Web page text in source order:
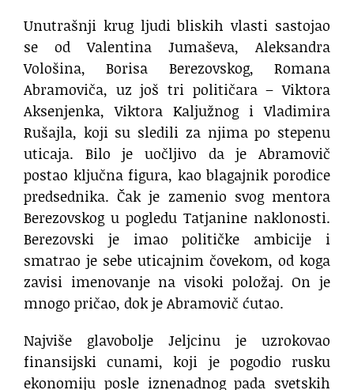
Unutrašnji krug ljudi bliskih vlasti sastojao
se od Valentina Jumaševa, Aleksandra
Vološina, Borisa Berezovskog, Romana
Abramoviča, uz još tri političara – Viktora
Aksenjenka, Viktora Kaljužnog i Vladimira
Rušajla, koji su sledili za njima po stepenu
uticaja. Bilo je uočljivo da je Abramovič
postao ključna figura, kao blagajnik porodice
predsednika. Čak je zamenio svog mentora
Berezovskog u pogledu Tatjanine naklonosti.
Berezovski je imao političke ambicije i
smatrao je sebe uticajnim čovekom, od koga
zavisi imenovanje na visoki položaj. On je
mnogo pričao, dok je Abramovič ćutao.
Najviše glavobolje Jeljcinu je uzrokovao
finansijski cunami, koji je pogodio rusku
ekonomiju posle iznenadnog pada svetskih